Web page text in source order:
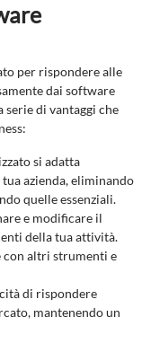
per rispondere alle
dai software
di vantaggi che
si adatta
azienda, eliminando
quelle essenziali.
e modificare il
della tua attività.
con altri strumenti e
di rispondere
mantenendo un